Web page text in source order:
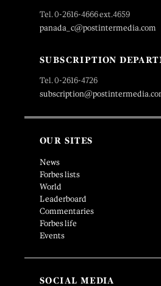
Tel. 0-2616-4666 ext.4659
panada_c@postintermedia.com
SUBSCRIPTION
Tel. 0-2616-4726
OUR SITES
News
Forbes lists
World
Leaderboard
Commentaries
Forbes life
Events
SOCIAL MEDIA